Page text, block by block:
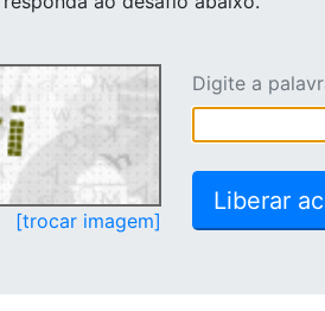
[trocar imagem]
Digite a